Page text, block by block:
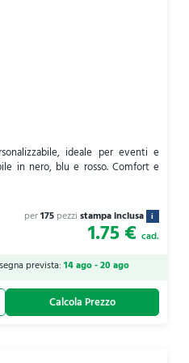
ideale per eventi e
in nero, blu e rosso. Comfort e
per175pezzi stampa inclusa i
1.75 € cad.
prevista:14 ago - 20 ago
Calcola Prezzo